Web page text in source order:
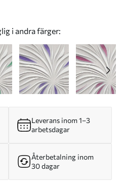
i andra färger:
Leverans inom 1–3
arbetsdagar
Återbetalning inom
30 dagar